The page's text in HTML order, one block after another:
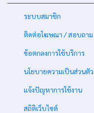
ระบบสมาชิก
ติดต่อโฆษณา / สอบถาม
ข้อตกลงการใช้บริการ
นโยบายความเป็นส่วนตัว
แจ้งปัญหาการใช้งาน
สถิติเว็บไซต์